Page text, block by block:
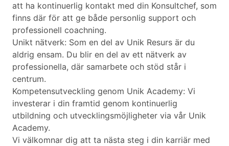
att ha kontinuerlig kontakt med din Konsultchef, som
finns där för att ge både personlig support och
professionell coachning.
Unikt nätverk: Som en del av Unik Resurs är du
aldrig ensam. Du blir en del av ett nätverk av
professionella, där samarbete och stöd står i
centrum.
Kompetensutveckling genom Unik Academy: Vi
investerar i din framtid genom kontinuerlig
utbildning och utvecklingsmöjligheter via vår Unik
Academy.
Vi välkomnar dig att ta nästa steg i din karriär med